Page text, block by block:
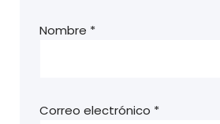
Nombre *
Correo electrónico *